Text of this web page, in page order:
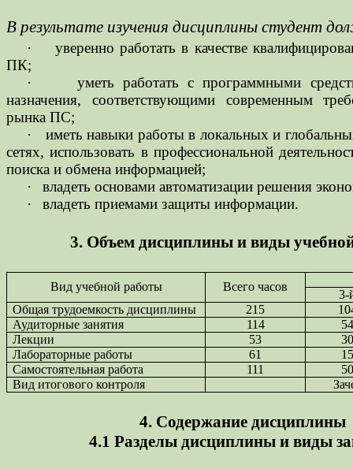
В результате изучения дисциплины студент
·
уверенно работать в качестве
ПК;
·
уметь работать с программными
назначения, соответствующими современным
рынка ПС;
·
иметь навыки работы в локальных и
сетях, использовать в профессиональной
поиска и обмена информацией;
·
владеть основами автоматизации решения
·
владеть приемами защиты информации.
3. Объем дисциплины и виды
Вид учебной работы Всего часов
3-
Общая трудоемкость дисциплины
215
Аудиторные занятия
114
54
Лекции
53
30
Лабораторные работы
61
15
Самостоятельная работа
111
50
Вид итогового контроля
4. Содержание дисциплины
4.1 Разделы дисциплины и виды